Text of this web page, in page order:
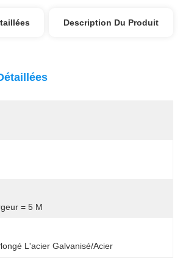
Description Du Produit
= 5 M
L'acier Galvanisé/acier